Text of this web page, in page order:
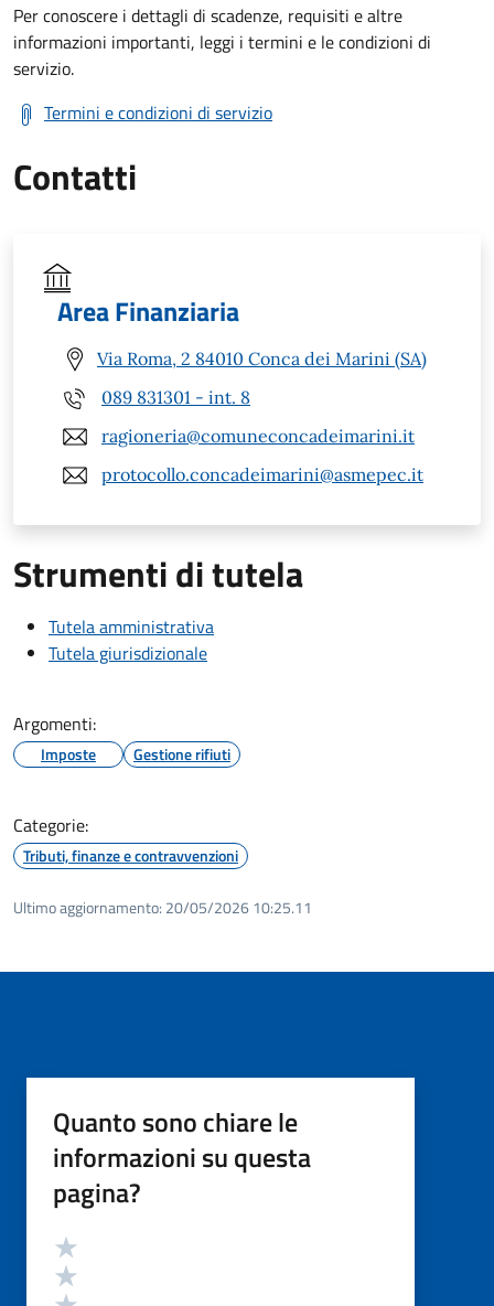
Per conoscere i dettagli di scadenze, requisiti e altre
informazioni importanti, leggi i termini e le condizioni di
servizio.
Termini e condizioni di servizio
Contatti
Area Finanziaria
Via Roma, 2 84010 Conca dei Marini (SA)
089 831301 - int. 8
ragioneria@comuneconcadeimarini.it
protocollo.concadeimarini@asmepec.it
Strumenti di tutela
Tutela amministrativa
Tutela giurisdizionale
Argomenti:
Imposte Gestione rifiuti
Categorie:
Tributi, finanze e contravvenzioni
Ultimo aggiornamento: 20/05/2026 10:25.11
Quanto sono chiare le
informazioni su questa
pagina?
Valutazione